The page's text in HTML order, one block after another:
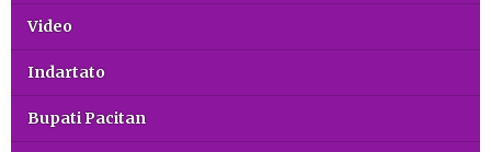
Video
Indartato
Bupati Pacitan